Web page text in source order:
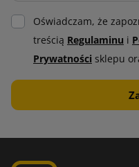
Oświadczam, że
treścią Regulaminu i
Prywatności sklepu